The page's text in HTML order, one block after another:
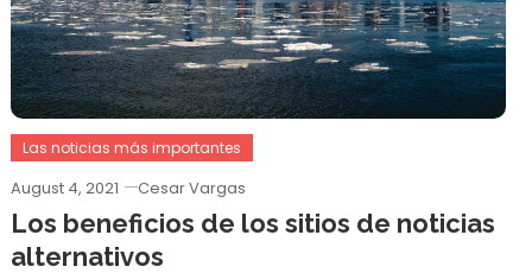
Las noticias más importantes
August 4, 2021 Cesar Vargas
Los beneficios de los sitios de noticias
alternativos